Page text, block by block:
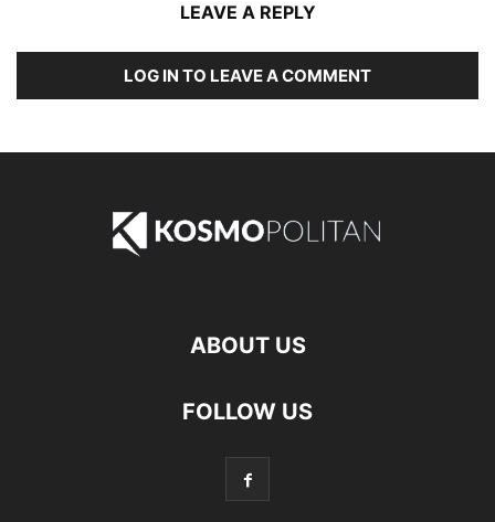
LEAVE A REPLY
LOG IN TO LEAVE A COMMENT
ABOUT US
FOLLOW US